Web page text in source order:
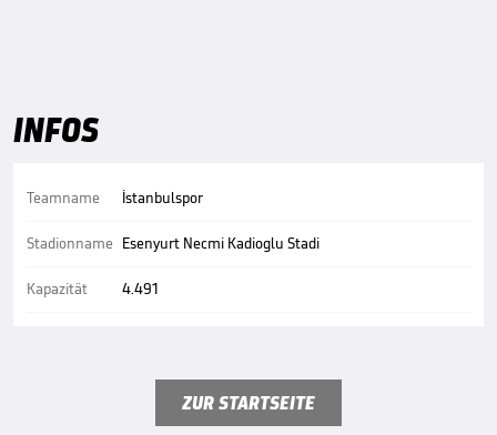
INFOS
Teamname
Stadionname
Kapazität
İstanbulspor
Esenyurt Necmi Kadioglu Stadi
4.491
ZUR STARTSEITE